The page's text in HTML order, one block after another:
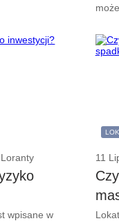
wpisane w
11